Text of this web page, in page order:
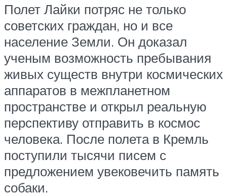
Полет Лайки потряс не только
советских граждан, но и все
население Земли. Он доказал
ученым возможность пребывания
живых существ внутри космических
аппаратов в межпланетном
пространстве и открыл реальную
перспективу отправить в космос
человека. После полета в Кремль
поступили тысячи писем с
предложением увековечить память
собаки.